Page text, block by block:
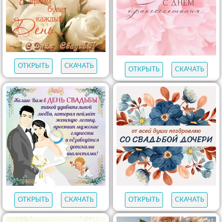
ОТКРЫТЬ СКАЧАТЬ
ОТКРЫТЬ СКАЧАТЬ
ОТКРЫТЬ СКАЧАТЬ ОТКРЫТЬ СКАЧАТЬ